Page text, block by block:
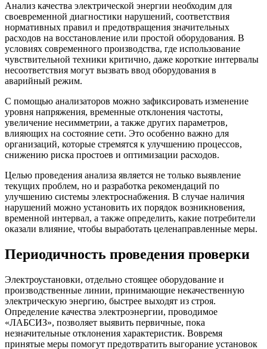
Анализ качества электрической энергии необходим для
своевременной диагностики нарушений, соответствия
нормативных правил и предотвращения значительных
расходов на восстановление или простой оборудования. В
условиях современного производства, где использование
чувствительной техники критично, даже короткие интервалы
несоответствия могут вызвать ввод оборудования в
аварийный режим.
С помощью анализаторов можно зафиксировать изменение
уровня напряжения, временные отклонения частоты,
увеличение несимметрии, а также других параметров,
влияющих на состояние сети. Это особенно важно для
организаций, которые стремятся к улучшению процессов,
снижению риска простоев и оптимизации расходов.
Целью проведения анализа является не только выявление
текущих проблем, но и разработка рекомендаций по
улучшению системы электроснабжения. В случае наличия
нарушений можно установить их порядок возникновения,
временной интервал, а также определить, какие потребители
оказали влияние, чтобы выработать целенаправленные меры.
Периодичность проведения проверки
Электроустановки, отдельно стоящее оборудование и
производственные линии, принимающие некачественную
электрическую энергию, быстрее выходят из строя.
Определение качества электроэнергии, проводимое
«ЛАБСИЗ», позволяет выявить первичные, пока
незначительные отклонения характеристик. Вовремя
принятые меры помогут предотвратить выгорание установок